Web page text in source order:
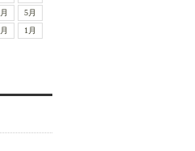
5月
1月